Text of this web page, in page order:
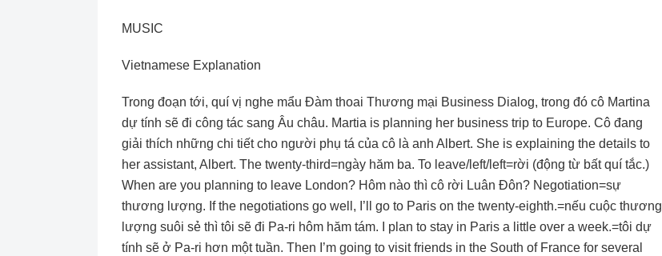
MUSIC
Vietnamese Explanation
Trong đoạn tới, quí vị nghe mẩu Ðàm thoai Thương mại Business Dialog, trong đó cô Martina
dự tính sẽ đi công tác sang Âu châu. Martia is planning her business trip to Europe. Cô đang
giải thích những chi tiết cho người phụ tá của cô là anh Albert. She is explaining the details to
her assistant, Albert. The twenty-third=ngày hăm ba. To leave/left/left=rời (động từ bất quí tắc.)
When are you planning to leave London? Hôm nào thì cô rời Luân Ðôn? Negotiation=sự
thương lượng. If the negotiations go well, I’ll go to Paris on the twenty-eighth.=nếu cuộc thương
lượng suôi sẻ thì tôi sẽ đi Pa-ri hôm hăm tám. I plan to stay in Paris a little over a week.=tôi dự
tính sẽ ở Pa-ri hơn một tuần. Then I’m going to visit friends in the South of France for several